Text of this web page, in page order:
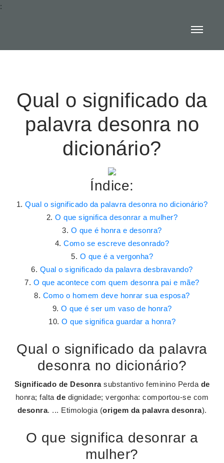
:
Qual o significado da
palavra desonra no
dicionário?
Índice:
Qual o significado da palavra desonra no dicionário?
O que significa desonrar a mulher?
O que é honra e desonra?
Como se escreve desonrado?
O que é a vergonha?
Qual o significado da palavra desbravando?
O que acontece com quem desonra pai e mãe?
Como o homem deve honrar sua esposa?
O que é ser um vaso de honra?
O que significa guardar a honra?
Qual o significado da palavra
desonra no dicionário?
Significado de Desonrasubstantivo feminino Perda de
honra; faltade dignidade; vergonha: comportou-se com
desonra. ... Etimologia (origem da palavra desonra).
O que significa desonrar a
mulher?